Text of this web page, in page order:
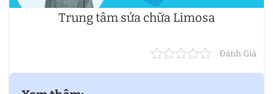
Trung tâm sửa chữa Limosa
Đánh Giá